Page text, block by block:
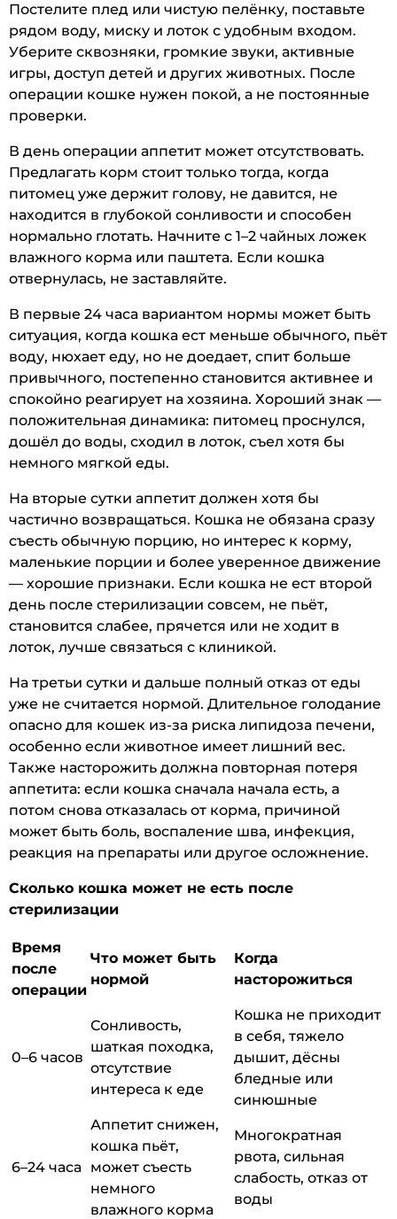
Постелите плед или чистую пелёнку, поставьте
рядом воду, миску и лоток с удобным входом.
Уберите сквозняки, громкие звуки, активные
игры, доступ детей и других животных. После
операции кошке нужен покой, а не постоянные
проверки.
В день операции аппетит может отсутствовать.
Предлагать корм стоит только тогда, когда
питомец уже держит голову, не давится, не
находится в глубокой сонливости и способен
нормально глотать. Начните с 1–2 чайных ложек
влажного корма или паштета. Если кошка
отвернулась, не заставляйте.
В первые 24 часа вариантом нормы может быть
ситуация, когда кошка ест меньше обычного, пьёт
воду, нюхает еду, но не доедает, спит больше
привычного, постепенно становится активнее и
спокойно реагирует на хозяина. Хороший знак —
положительная динамика: питомец проснулся,
дошёл до воды, сходил в лоток, съел хотя бы
немного мягкой еды.
На вторые сутки аппетит должен хотя бы
частично возвращаться. Кошка не обязана сразу
съесть обычную порцию, но интерес к корму,
маленькие порции и более уверенное движение
— хорошие признаки. Если кошка не ест второй
день после стерилизации совсем, не пьёт,
становится слабее, прячется или не ходит в
лоток, лучше связаться с клиникой.
На третьи сутки и дальше полный отказ от еды
уже не считается нормой. Длительное голодание
опасно для кошек из-за риска липидоза печени,
особенно если животное имеет лишний вес.
Также насторожить должна повторная потеря
аппетита: если кошка сначала начала есть, а
потом снова отказалась от корма, причиной
может быть боль, воспаление шва, инфекция,
реакция на препараты или другое осложнение.
Сколько кошка может не есть после
стерилизации
Время
после
операции
Что может быть
нормой
Когда
насторожиться
0–6 часов
Сонливость,
шаткая походка,
отсутствие
интереса к еде
Кошка не приходит
в себя, тяжело
дышит, дёсны
бледные или
синюшные
6–24 часа
Аппетит снижен,
кошка пьёт,
может съесть
немного
влажного корма
Многократная
рвота, сильная
слабость, отказ от
воды